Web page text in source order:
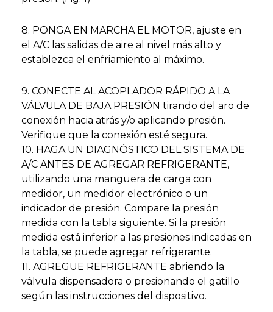
8. PONGA EN MARCHA EL MOTOR, ajuste en
el A/C las salidas de aire al nivel más alto y
establezca el enfriamiento al máximo.
9. CONECTE AL ACOPLADOR RÁPIDO A LA
VÁLVULA DE BAJA PRESIÓN tirando del aro de
conexión hacia atrás y/o aplicando presión.
Verifique que la conexión esté segura.
10. HAGA UN DIAGNÓSTICO DEL SISTEMA DE
A/C ANTES DE AGREGAR REFRIGERANTE,
utilizando una manguera de carga con
medidor, un medidor electrónico o un
indicador de presión. Compare la presión
medida con la tabla siguiente. Si la presión
medida está inferior a las presiones indicadas en
la tabla, se puede agregar refrigerante.
11. AGREGUE REFRIGERANTE abriendo la
válvula dispensadora o presionando el gatillo
según las instrucciones del dispositivo.